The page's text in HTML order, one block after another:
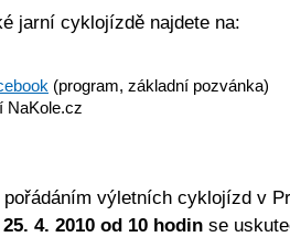
jarní cyklojízdě najdete na:
(program, základní pozvánka)
NaKole.cz
výletních cyklojízd v
25. 4. 2010 od 10 hodin se